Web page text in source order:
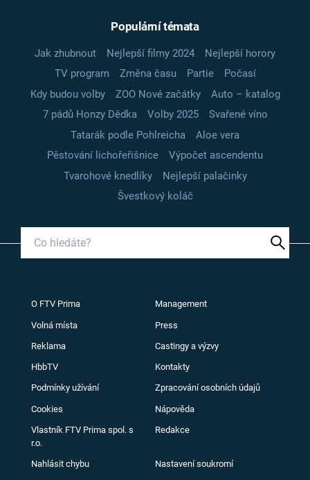
Populární témata
Jak zhubnout Nejlepší filmy 2024
Nejlepší horory
TV program
Změna času Partie
Počasí
Kdy budou volby
ZOO Nové začátky
Auto – katalog
7 pádů Honzy Dědka
Volby 2025
Svařené víno
Tatarák podle Pohlreicha
Aloe vera
Pěstování lichořeřišnice
Výpočet ascendentu
Tvarohové knedlíky
Nejlepší palačinky
Švestkový koláč
O FTV Prima Management
Volná místa Press
Reklama Castingy a výzvy
HbbTV Kontakty
Podmínky užívání Zpracování osobních údajů
Cookies Nápověda
Vlastník FTV Prima spol. s
r.o.
Redakce
Nahlásit chybu Nastavení soukromí